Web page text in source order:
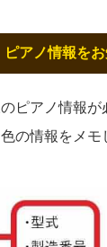
ピアノ情報を
ピアノ情報が
の情報をメ